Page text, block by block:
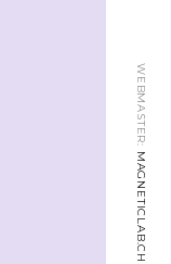
WEBMASTER:
MAGNETICLAB.CH